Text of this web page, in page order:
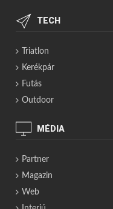
TECH
Triatlon
Kerékpár
Futás
Outdoor
MÉDIA
Partner
Magazin
Web